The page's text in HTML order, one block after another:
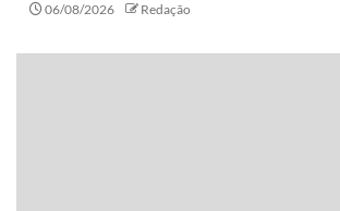
06/08/2026 Redação